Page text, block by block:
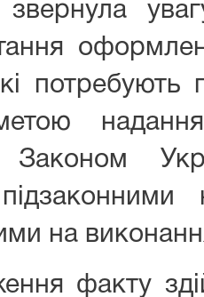
потребують
надання
Законом
на
факту